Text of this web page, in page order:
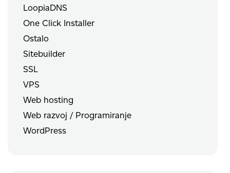
LoopiaDNS
One Click Installer
Ostalo
Sitebuilder
SSL
VPS
Web hosting
Web razvoj / Programiranje
WordPress